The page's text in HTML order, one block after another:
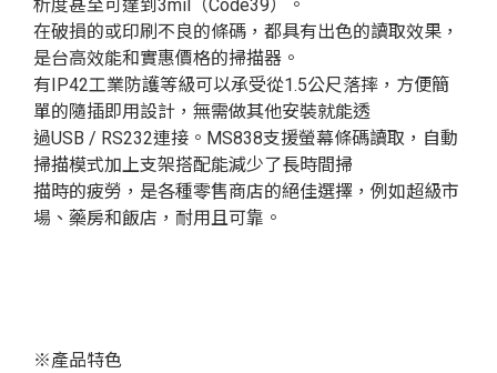
析度甚至可達到3mil（Code39）。
在破損的或印刷不良的條碼，都具有出色的讀取效果，
是台高效能和實惠價格的掃描器。
有IP42工業防護等級可以承受從1.5公尺落摔，方便簡
單的隨插即用設計，無需做其他安裝就能透
過USB / RS232連接。MS838支援螢幕條碼讀取，自動
掃描模式加上支架搭配能減少了長時間掃
描時的疲勞，是各種零售商店的絕佳選擇，例如超級市
場、藥房和飯店，耐用且可靠。
※產品特色